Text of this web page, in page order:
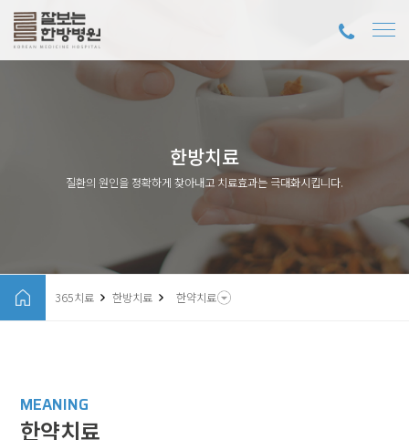
한방치료
질환의 원인을 정확하게 찾아내고 치료효과는 극대화시킵니다.
365치료 한방치료 한약치료
MEANING
한약치료